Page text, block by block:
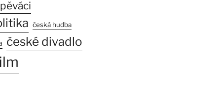
česká hudba
české divadlo